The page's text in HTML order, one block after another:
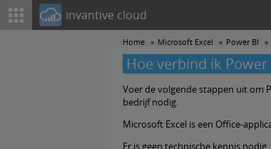
invantive cloud
Home Microsoft Excel Power BI
Hoe verbind ik
Voer de volgende stappen uit om
bedrijf nodig.
Microsoft Excel is een Office-
Er is geen technische kennis